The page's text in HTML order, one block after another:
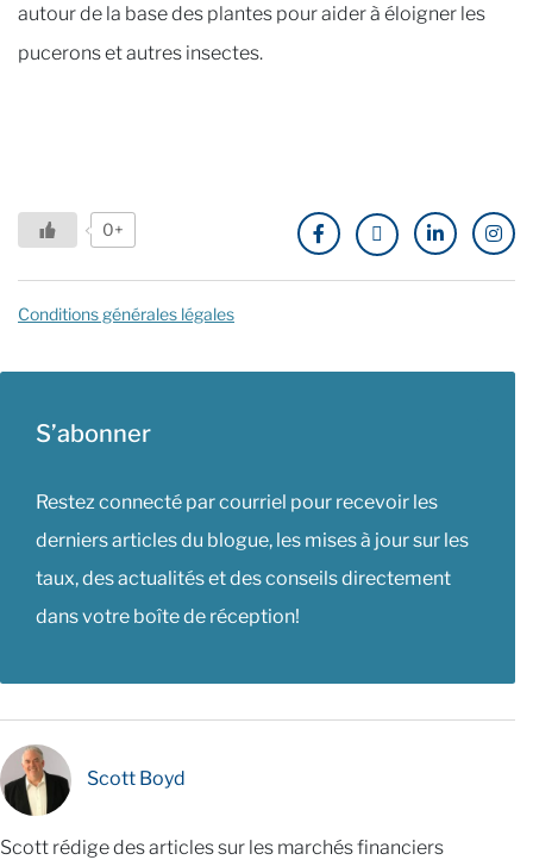
autour de la base des plantes pour aider à éloigner les
pucerons et autres insectes.
0+
Conditions générales légales
S’abonner
Restez connecté par courriel pour recevoir les
derniers articles du blogue, les mises à jour sur les
taux, des actualités et des conseils directement
dans votre boîte de réception!
Scott Boyd
Scott rédige des articles sur les marchés financiers